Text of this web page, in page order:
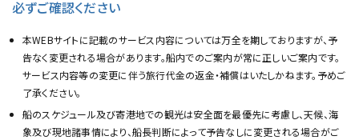
必ずご確認ください
本WEBサイトに記載のサービス内容については万全を期しておりますが、予
告なく変更される場合があります。船内でのご案内が常に正しいご案内です。
サービス内容等の変更に伴う旅行代金の返金・補償はいたしかねます。予めご
了承ください。
船のスケジュール及び寄港地での観光は安全面を最優先に考慮し、天候、海
象及び現地諸事情により、船長判断によって予告なしに変更される場合がご